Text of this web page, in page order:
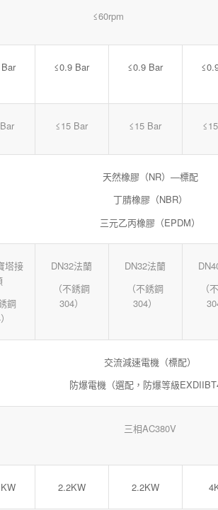
≤60rpm
≤0.9 Bar ≤0.9 Bar
≤15 Bar ≤15 Bar
天然橡膠（NR）—標配
丁腈橡膠（NBR）
三元乙丙橡膠（EPDM）
塔接
鋼
DN32法蘭
（不銹鋼
304）
DN32法蘭
（不銹鋼
304）
（
交流減速電機（標配）
防爆電機（選配，防爆等級
三相AC380V
2.2KW 2.2KW